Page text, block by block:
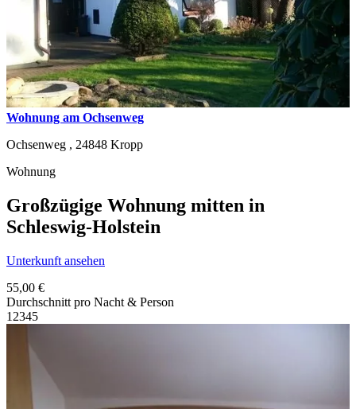
Wohnung am Ochsenweg
Ochsenweg , 24848 Kropp
Wohnung
Großzügige Wohnung mitten in
Schleswig-Holstein
Unterkunft ansehen
55,00 €
Durchschnitt pro Nacht & Person
1 2345